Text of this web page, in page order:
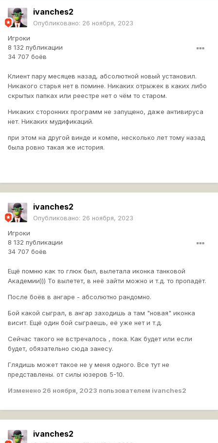
ivanches2
Опубликовано: 26 ноября, 2023
Игроки
8 132 публикации
34 707 боёв
Клиент пару месяцев назад, абсолютной новый установил.
Никакого старья нет в помине. Никаких отрыжек в каких либо
скрытых папках или реестре нет о чём то старом.
Никаких сторонних программ не запущено, даже антивируса
нет. Никаких мудификаций.
при этом на другой винде и компе, несколько лет тому назад
была ровно такая же история.
ivanches2
Опубликовано: 26 ноября, 2023
Игроки
8 132 публикации
34 707 боёв
Ещё помню как то глюк был, вылетала иконка танковой
Академии))) То вылетет, в неё зайти можно и т.д. то пропадёт.
После боёв в ангаре - абсолютно рандомно.
Бой какой сыграл, в ангар заходишь а там "новая" иконка
висит. Ещё один бой сыграешь, её уже нет и т.д.
Сейчас такого не встречалось , пока. Как будет или если
будет, обязательно сюда занесу.
Глядишь может такое не у меня одного. Все тут не
представлены. от силы юзеров 5-10.
Изменено 26 ноября, 2023 пользователем ivanches2
ivanches2